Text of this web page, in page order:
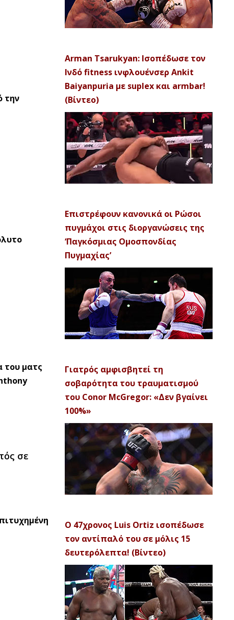
την
του ματς
σε
Arman Tsarukyan: Ισοπέδωσε τον
Ινδό fitness ινφλουένσερ Ankit
Baiyanpuria με suplex και armbar!
(Βίντεο)
Επιστρέφουν κανονικά οι Ρώσοι
πυγμάχοι στις διοργανώσεις της
‘Παγκόσμιας Ομοσπονδίας
Πυγμαχίας’
Γιατρός αμφισβητεί τη
σοβαρότητα του τραυματισμού
του Conor McGregor: «Δεν βγαίνει
100%»
Ο 47χρονος Luis Ortiz ισοπέδωσε
τον αντίπαλό του σε μόλις 15
δευτερόλεπτα! (Βίντεο)